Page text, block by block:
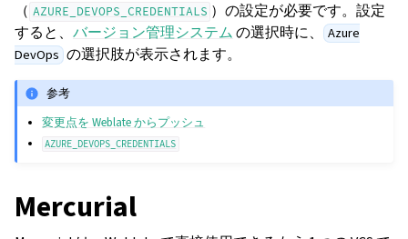
（ AZURE_DEVOPS_CREDENTIALS ）の設定が必要です。設定
すると、 バージョン管理システムの選択時に、
Azure
DevOps の選択肢が表示されます。
参考
変更点を Weblate からプッシュ
AZURE_DEVOPS_CREDENTIALS
Mercurial